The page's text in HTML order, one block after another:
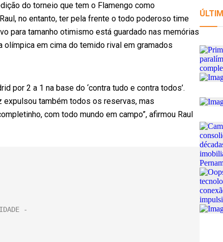
do torneio que tem o Flamengo como
no entanto, ter pela frente o todo poderoso time
para tamanho otimismo está guardado nas memórias
em cima do temido rival em gramados
por 2 a 1 na base do ‘contra tudo e contra todos’.
expulsou também todos os reservas, mas
com todo mundo em campo”, afirmou Raul